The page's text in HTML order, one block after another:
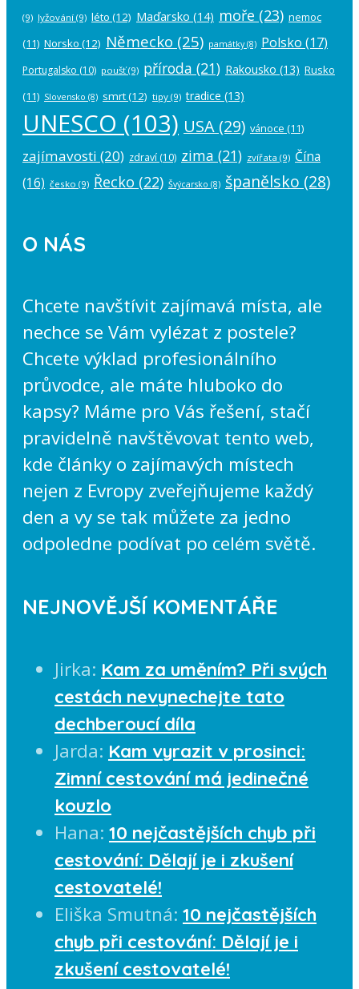
(9) lyžování (9) léto (12) Maďarsko (14) moře (23) nemoc
(11) Norsko (12) Německo (25) památky(8) Polsko (17)
Portugalsko (10) poušť(9) příroda (21) Rakousko (13) Rusko
(11) Slovensko (8) smrt(12) tipy (9) tradice (13)
UNESCO (103) USA (29) vánoce (11)
zajímavosti (20) zdraví (10) zima (21) zvířata (9) Čína
(16) česko (9) Řecko (22) Švýcarsko (8) španělsko (28)
O NÁS
Chcete navštívit zajímavá místa, ale
nechce se Vám vylézat z postele?
Chcete výklad profesionálního
průvodce, ale máte hluboko do
kapsy? Máme pro Vás řešení, stačí
pravidelně navštěvovat tento web,
kde články o zajímavých místech
nejen z Evropy zveřejňujeme každý
den a vy se tak můžete za jedno
odpoledne podívat po celém světě.
NEJNOVĚJŠÍ KOMENTÁŘE
Jirka: Kam za uměním? Při svých
cestách nevynechejte tato
dechberoucí díla
Jarda: Kam vyrazit v prosinci:
Zimní cestování má jedinečné
kouzlo
Hana: 10 nejčastějších chyb při
cestování: Dělají je i zkušení
cestovatelé!
Eliška Smutná: 10 nejčastějších
chyb při cestování: Dělají je i
zkušení cestovatelé!